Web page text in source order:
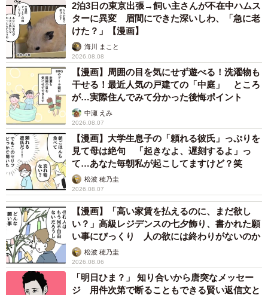
2/6
事前の準備はそう難しくなさそうですが…
確かに、AIなら社員である面接官の「休日」や「勤務時
間」を調整する必要がなく、それは応募者にとっても大き
なメリットです。
「デメリットは、面接自体がうまくできている気がしない
ことですね。普通の人の面接官なら頷きやちょっと困った
顔や笑顔になるとか、多少リアクションしてもらえて『今
の発言は良く伝わらなかったかも』『いい回答ができた気
がする』ってわかりますよね？AIだとすべて同じ反応だか
ら、調整できないというか。幸い合格はしていましたが、
正直手応えはなかったです」
将来はそのような「適度・適切なリアクション」もAIが学
習するようになるのでしょうか…？
2泊3日の東京出張→飼い主さんが不在中ハムス
ターに異変 眉間にできた深いしわ、「急に老
けた？」【漫画】
海川 まこと
2026.08.08
【漫画】周囲の目を気にせず遊べる！洗濯物も
干せる！最近人気の戸建ての「中庭」 ところ
が…実際住んでみて分かった後悔ポイント
中瀬 えみ
2026.08.07
【漫画】大学生息子の「頼れる彼氏」っぷりを
見て母は絶句 「起きなよ、遅刻するよ」っ
て…あなた毎朝私が起こしてますけど？笑
松波 穂乃圭
2026.08.07
【漫画】「高い家賃を払えるのに、まだ欲し
い？」高級レジデンスの七夕飾り、書かれた願
い事にびっくり 人の欲には終わりがないのか
松波 穂乃圭
2026.08.06
「明日ひま？」 知り合いから唐突なメッセー
ジ 用件次第で断ることもできる賢い返信文と